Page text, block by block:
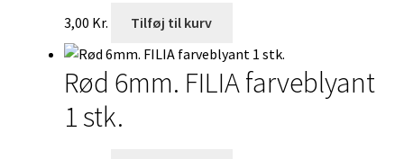
3,00 Kr. Tilføj til kurv
Rød 6mm. FILIA farveblyant
1 stk.